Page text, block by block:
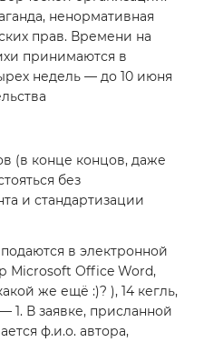
ненормативная
прав. Времени на
принимаются в
недель — до 10 июня
(в конце концов, даже
без
и стандартизации
в электронной
Мicrosoft Office Word,
же ещё:)? ), 14 кегль,
1. В заявке, присланной
ф.и.о. автора,